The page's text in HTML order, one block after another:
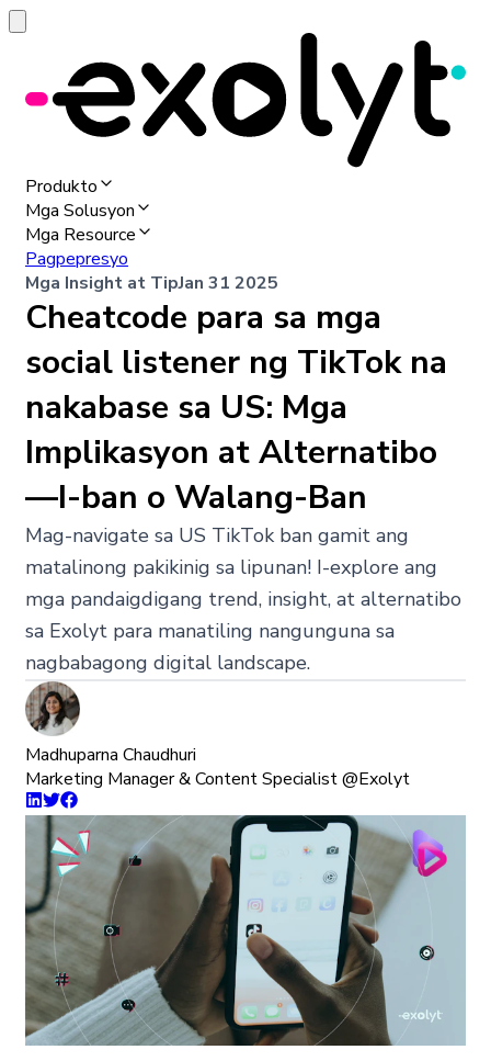
Produkto
Mga Solusyon
Mga Resource
Pagpepresyo
Mga Insight at TipJan 31 2025
Cheatcode para sa mga
social listener ng TikTok na
nakabase sa US: Mga
Implikasyon at Alternatibo
—I-ban o Walang-Ban
Mag-navigate sa US TikTok ban gamit ang
matalinong pakikinig sa lipunan! I-explore ang
mga pandaigdigang trend, insight, at alternatibo
sa Exolyt para manatiling nangunguna sa
nagbabagong digital landscape.
Madhuparna Chaudhuri
Marketing Manager & Content Specialist @Exolyt